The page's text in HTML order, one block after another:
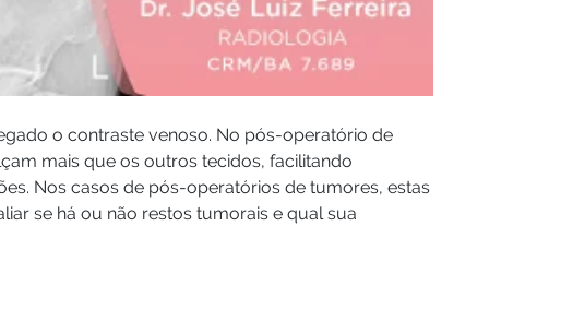
o contraste venoso. No pós-operatório de
mais que os outros tecidos, facilitando
Nos casos de pós-operatórios de tumores, estas
se há ou não restos tumorais e qual sua